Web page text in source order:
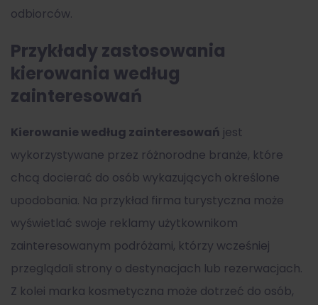
odbiorców.
Przykłady zastosowania
kierowania według
zainteresowań
Kierowanie według zainteresowań jest
wykorzystywane przez różnorodne branże, które
chcą docierać do osób wykazujących określone
upodobania. Na przykład firma turystyczna może
wyświetlać swoje reklamy użytkownikom
zainteresowanym podróżami, którzy wcześniej
przeglądali strony o destynacjach lub rezerwacjach.
Z kolei marka kosmetyczna może dotrzeć do osób,